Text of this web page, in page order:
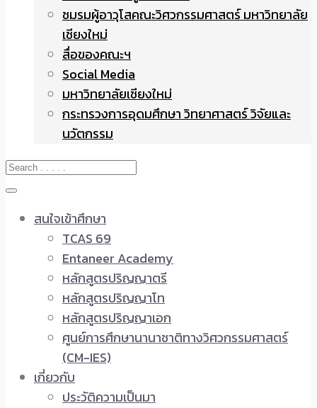
ชมรมผู้อาวุโสคณะวิศวกรรมศาสตร์ มหาวิทยาลัย
เชียงใหม่
สื่อของคณะฯ
Social Media
มหาวิทยาลัยเชียงใหม่
กระทรวงการอุดมศึกษา วิทยาศาสตร์ วิจัยและ
นวัตกรรม
สนใจเข้าศึกษา
TCAS 69
Entaneer Academy
หลักสูตรปริญญาตรี
หลักสูตรปริญญาโท
หลักสูตรปริญญาเอก
ศูนย์การศึกษานานาชาติทางวิศวกรรมศาสตร์
(CM-IES)
เกี่ยวกับ
ประวัติความเป็นมา